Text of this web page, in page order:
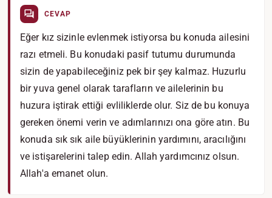
CEVAP
Eğer kız sizinle evlenmek istiyorsa bu konuda ailesini
razı etmeli. Bu konudaki pasif tutumu durumunda
sizin de yapabileceğiniz pek bir şey kalmaz. Huzurlu
bir yuva genel olarak tarafların ve ailelerinin bu
huzura iştirak ettiği evliliklerde olur. Siz de bu konuya
gereken önemi verin ve adımlarınızı ona göre atın. Bu
konuda sık sık aile büyüklerinin yardımını, aracılığını
ve istişarelerini talep edin. Allah yardımcınız olsun.
Allah'a emanet olun.